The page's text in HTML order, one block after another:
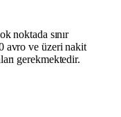
noktada sınır
avro ve üzeri nakit
gerekmektedir.